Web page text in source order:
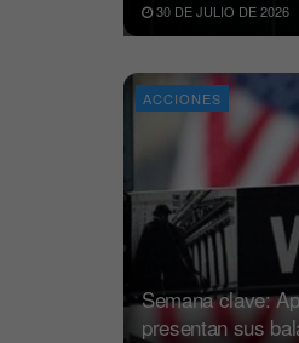
30 DE JULIO DE 2026
ACCIONES
Semana clave:
presentan sus